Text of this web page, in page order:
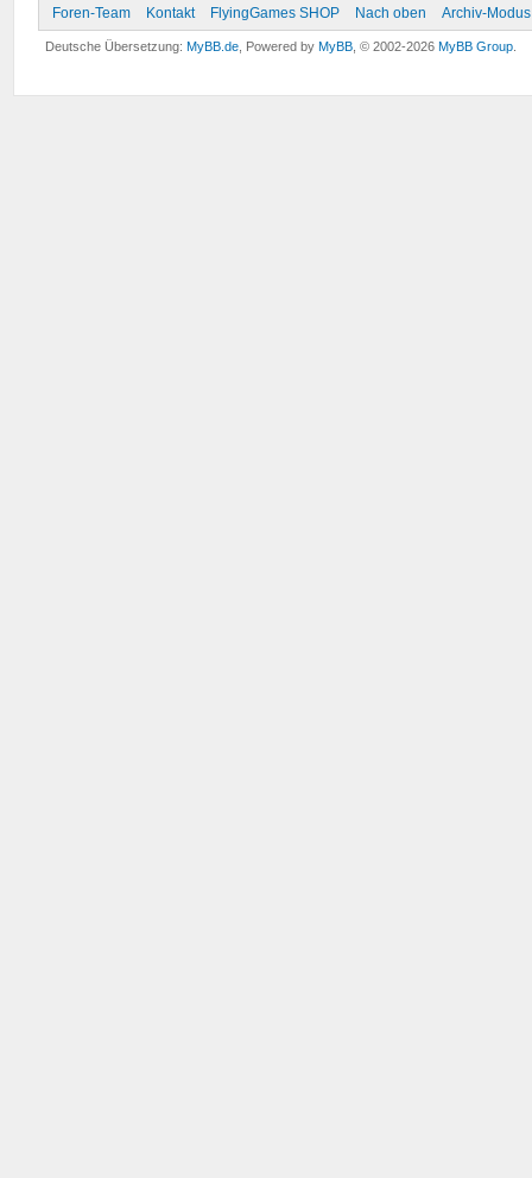
Foren-Team Kontakt FlyingGames SHOP Nach oben Archiv-Modus
Deutsche Übersetzung:MyBB.de , Powered byMyBB , © 2002-2026MyBB Group